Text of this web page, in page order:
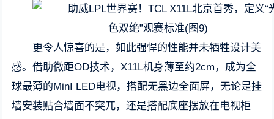
更令人惊喜的是，如此强悍的性能并未牺牲设计美
感。借助微距OD技术，X11L机身薄至约2cm，成为全
球最薄的MinI LED电视，搭配无黑边全面屏，无论是挂
墙安装贴合墙面不突兀，还是搭配底座摆放在电视柜